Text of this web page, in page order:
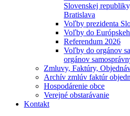
Slovenskej
Bratislava
Voľby prezidenta
Voľby do
Referendum 2026
Voľby do orgánov
orgánov
Zmluvy, Faktúry,
Archív zmlúv faktúr
Hospodárenie obce
Verejné obstarávanie
Kontakt